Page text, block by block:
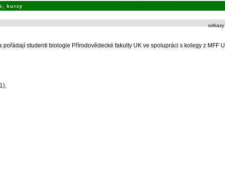
kurzy
odkazy
studenti biologie Přírodovědecké fakulty UK ve spolupráci s kolegy z MFF